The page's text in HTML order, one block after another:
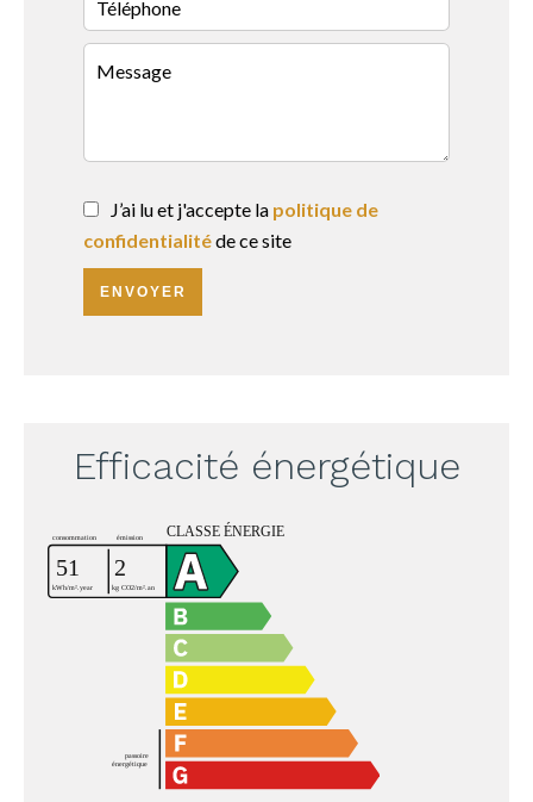
J’ai lu et j'accepte la politique de
confidentialitéde ce site
ENVOYER
Efficacité énergétique